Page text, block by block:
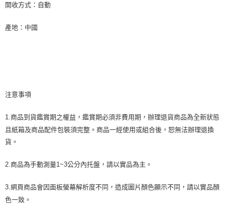
開收方式：自動
產地：中國
注意事項
1.商品到貨鑑賞期之權益，鑑賞期必須非費用期，辦理退貨商品為全新狀態
且紙箱及商品配件包裝須完整。商品一經使用或組合後，恕無法辦理退換
貨。
2.商品為手動測量1~3公分內托盤，請以實品為主。
3.網頁商品會因面板螢幕解析度不同，造成圖片顏色顯示不同，請以實品顏
色一致。